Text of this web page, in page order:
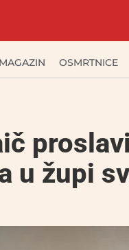
MAGAZIN OSMRTNICE
u župi